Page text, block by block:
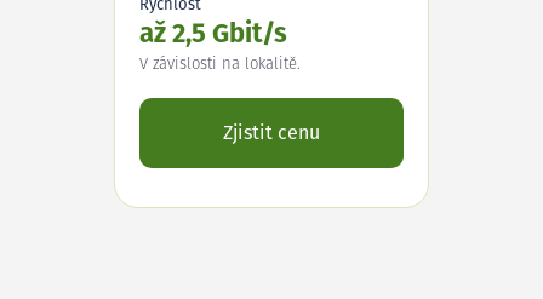
Rychlost
až 2,5 Gbit/s
V závislosti na lokalitě.
Zjistit cenu